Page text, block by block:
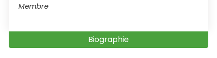
Membre
Biographie